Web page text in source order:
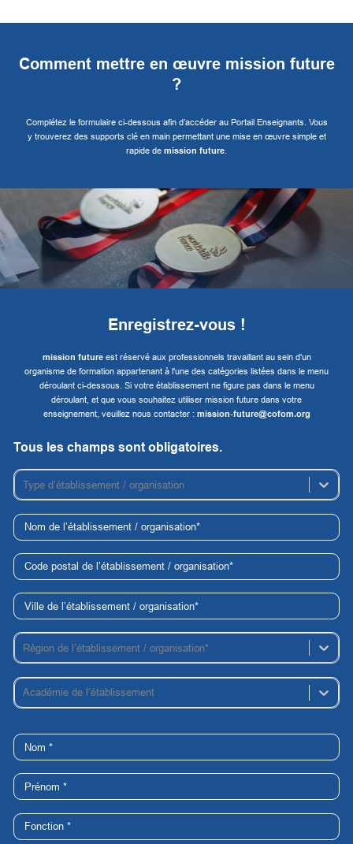
Comment mettre en œuvre mission future
?
Complétez le formulaire ci-dessous afin d’accéder au Portail Enseignants. Vous
y trouverez des supports clé en main permettant une mise en œuvre simple et
rapide de mission future.
Enregistrez-vous !
mission futureest réservé aux professionnels travaillant au sein d'un
organisme de formation appartenant à l'une des catégories listées dans le menu
déroulant ci-dessous. Si votre établissement ne figure pas dans le menu
déroulant, et que vous souhaitez utiliser mission future dans votre
enseignement, veuillez nous contacter : mission-future@cofom.org
Tous les champs sont obligatoires.
Type d’établissement / organisation
Région de l’établissement / organisation*
Académie de l’établissement